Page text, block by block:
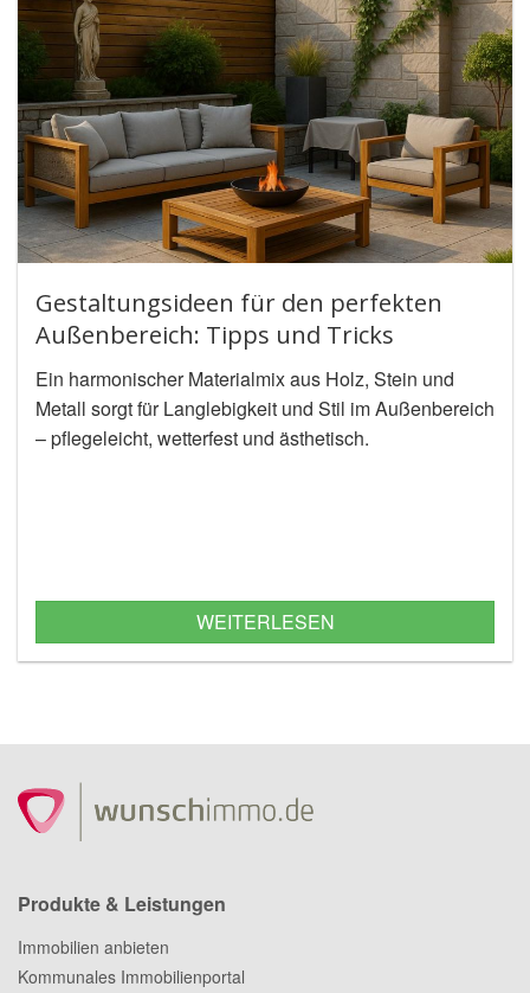
Gestaltungsideen für den perfekten
Außenbereich: Tipps und Tricks
Ein harmonischer Materialmix aus Holz, Stein und
Metall sorgt für Langlebigkeit und Stil im Außenbereich
– pflegeleicht, wetterfest und ästhetisch.
WEITERLESEN
Produkte & Leistungen
Immobilien anbieten
Kommunales Immobilienportal